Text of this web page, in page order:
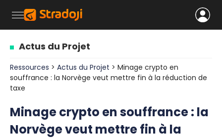
Actus du Projet
Ressources > Actus du Projet > Minage crypto en
souffrance : la Norvège veut mettre fin à la réduction de
taxe
Minage crypto en souffrance : la
Norvège veut mettre fin à la